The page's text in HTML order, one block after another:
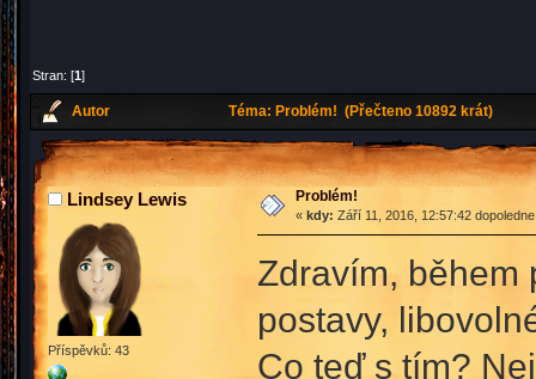
Stran: [1]
Autor Téma: Problém! (Přečteno 10892 krát)
Lindsey Lewis
Příspěvků: 43
Problém!
« kdy: Září 11, 2016, 12:57:42
Zdravím, během
postavy,
Co teď s tím?